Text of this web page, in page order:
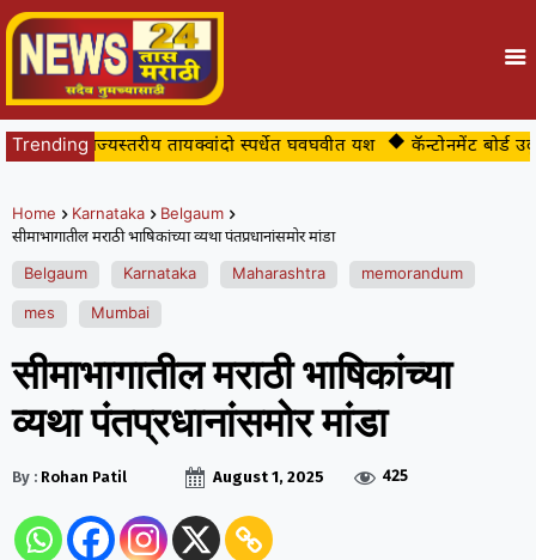
Trendingराज्यस्तरीय तायक्वांदो स्पर्धेत घवघवीत यश कॅन्टोनमेंट बोर्ड उर्दू
Home Karnataka
Belgaum
सीमाभागातील मराठी भाषिकांच्या व्यथा पंतप्रधानांसमोर मांडा
Belgaum
Karnataka Maharashtra
memorandum
mes
Mumbai
सीमाभागातील मराठी भाषिकांच्या
व्यथा पंतप्रधानांसमोर मांडा
By : Rohan Patil August 1, 2025 425